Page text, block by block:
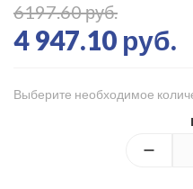
6197.60 руб.
4 947.10 руб.
Выберите необходимое